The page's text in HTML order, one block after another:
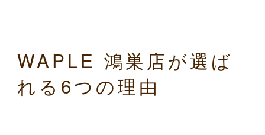
WAPLE 鴻巣店が選ば
れる6つの理由